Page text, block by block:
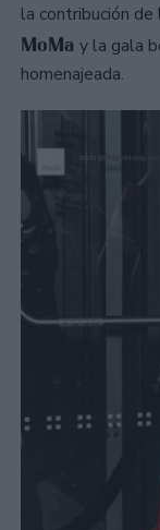
la contribución de
MoMa y la gala
homenajeada.